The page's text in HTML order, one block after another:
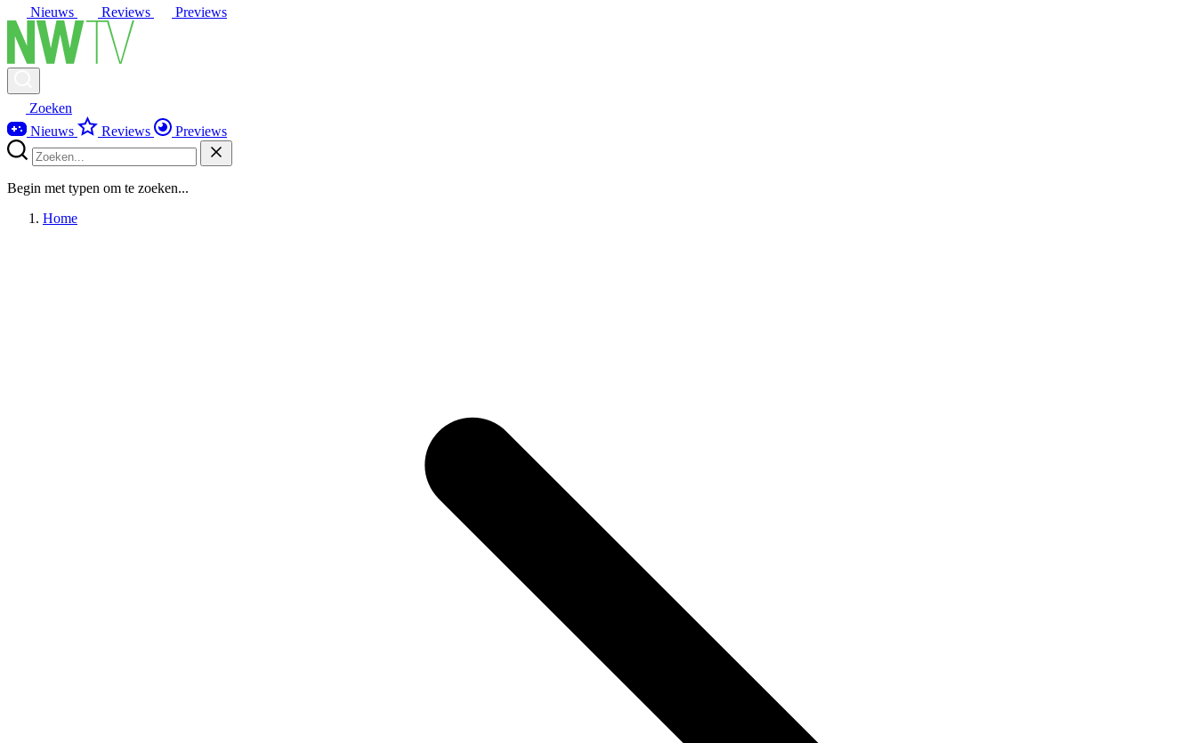
Nieuws Reviews Previews
Zoeken
Nieuws
Reviews Previews
Begin met typen om te zoeken...
Home